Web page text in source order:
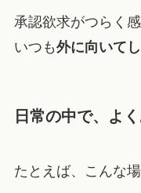
承認欲求がつらく
いつも外に向いて
日常の中で、よ
たとえば、こんな場